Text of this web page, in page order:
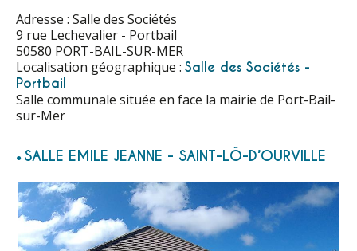
Adresse : Salle des Sociétés
9 rue Lechevalier - Portbail
50580 PORT-BAIL-SUR-MER
Localisation géographique : Salle des Sociétés -
Portbail
Salle communale située en face la mairie de Port-Bail-
sur-Mer
SALLE EMILE JEANNE - SAINT-LÔ-D’OURVILLE